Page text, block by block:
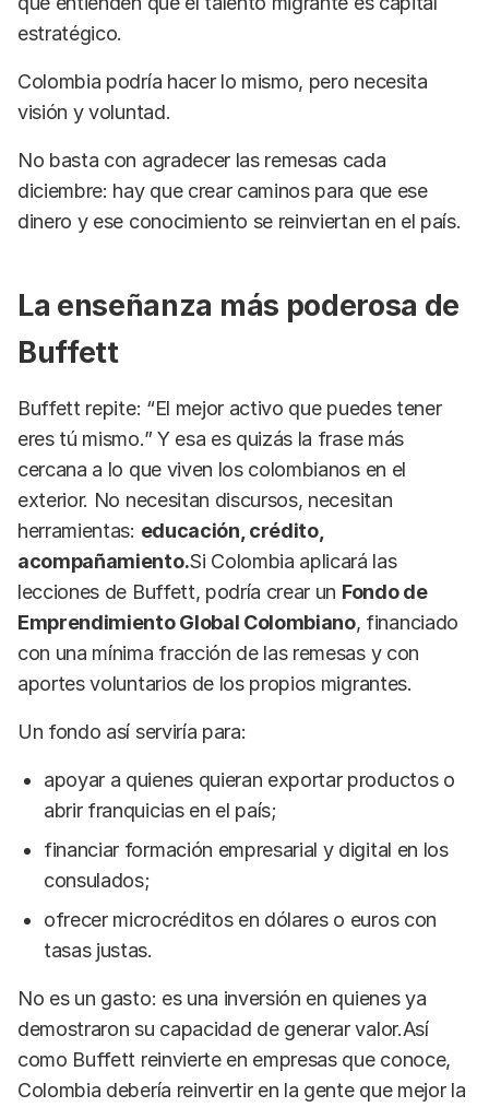
estratégico.
Colombia podría hacer lo mismo, pero necesita
visión y voluntad.
No basta con agradecer las remesas cada
diciembre: hay que crear caminos para que ese
dinero y ese conocimiento se reinviertan en el país.
La enseñanza más poderosa de
Buffett
Buffett repite: “El mejor activo que puedes tener
eres tú mismo.” Y esa es quizás la frase más
cercana a lo que viven los colombianos en el
exterior. No necesitan discursos, necesitan
herramientas: educación, crédito,
acompañamiento.Si Colombia aplicará las
lecciones de Buffett, podría crear un Fondo de
Emprendimiento Global Colombiano, financiado
con una mínima fracción de las remesas y con
aportes voluntarios de los propios migrantes.
Un fondo así serviría para:
apoyar a quienes quieran exportar productos o
abrir franquicias en el país;
financiar formación empresarial y digital en los
consulados;
ofrecer microcréditos en dólares o euros con
tasas justas.
No es un gasto: es una inversión en quienes ya
demostraron su capacidad de generar valor.Así
como Buffett reinvierte en empresas que conoce,
Colombia debería reinvertir en la gente que mejor la